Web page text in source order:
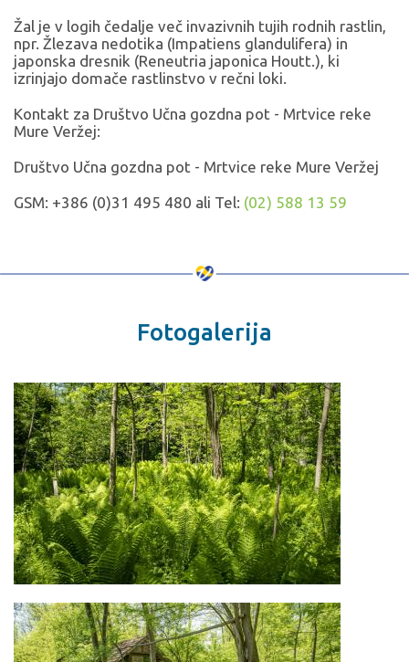
Žal je v logih čedalje več invazivnih tujih rodnih rastlin,
npr. Žlezava nedotika (Impatiens glandulifera) in
japonska dresnik (Reneutria japonica Houtt.), ki
izrinjajo domače rastlinstvo v rečni loki.
Kontakt za Društvo Učna gozdna pot - Mrtvice reke
Mure Veržej:
Društvo Učna gozdna pot - Mrtvice reke Mure Veržej
GSM: +386 (0)31 495 480 ali Tel: (02) 588 13 59
Fotogalerija